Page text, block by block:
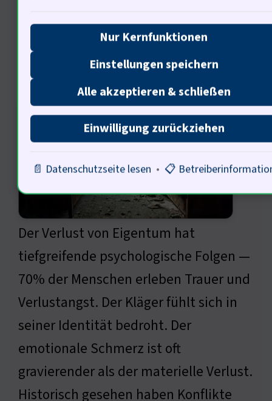
Psychologische Auswirkungen
von Eigentumsverlust
Der Verlust von Eigentum hat
tiefgreifende psychologische Folgen —
70% der Menschen erleben Trauer und
Verlustangst. Der Kläger fühlt sich in
seiner Identität bedroht. Der
emotionale Schmerz ist oft
gravierender als der materielle Verlust.
Historisch gesehen haben Konflikte
Nur Kernfunktionen
Einstellungen speichern
Alle akzeptieren & schließen
Einwilligung zurückziehen
📄 Datenschutzseite lesen • 📋